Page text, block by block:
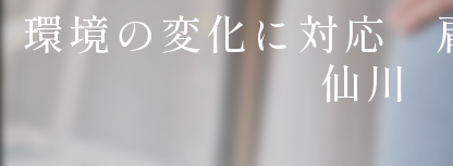
環境の変化に対応
仙川